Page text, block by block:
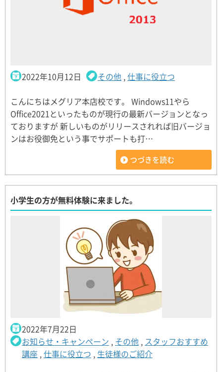
2022年10月12日 その他 ,仕事に役立つ
こんにちはメグリア本店校です。 Windows11やら
Office2021といったものが現行の最新バージョンとなっ
ておりますが 新しいものがリリースされれば旧バージョ
ンはお役御免という事でサポートも打…
つづきを読む
小学生の方が無料体験に来ました。
2022年7月22日
お知らせ・キャンペーン , その他 , スタッフおすすめ
講座 ,仕事に役立つ , 生徒様のご紹介